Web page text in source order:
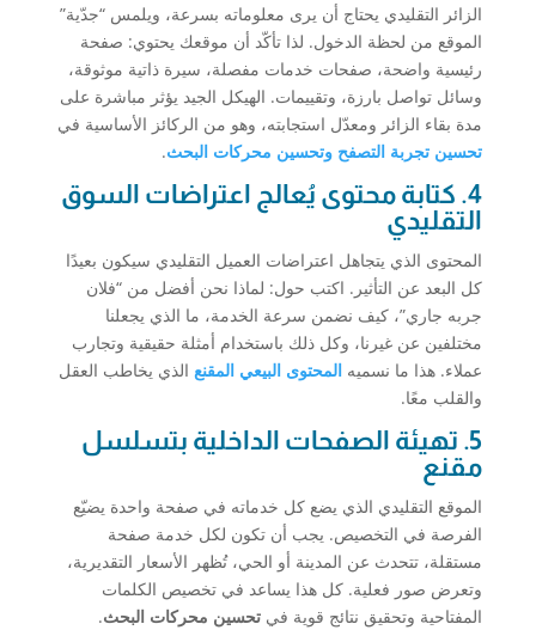
الزائر التقليدي يحتاج أن يرى معلوماته بسرعة، ويلمس “جدّية”
الموقع من لحظة الدخول. لذا تأكّد أن موقعك يحتوي: صفحة
رئيسية واضحة، صفحات خدمات مفصلة، سيرة ذاتية موثوقة،
وسائل تواصل بارزة، وتقييمات. الهيكل الجيد يؤثر مباشرة على
مدة بقاء الزائر ومعدّل استجابته، وهو من الركائز الأساسية في
تحسين تجربة التصفح وتحسين محركات البحث.
4. كتابة محتوى يُعالج اعتراضات السوق
التقليدي
المحتوى الذي يتجاهل اعتراضات العميل التقليدي سيكون بعيدًا
كل البعد عن التأثير. اكتب حول: لماذا نحن أفضل من “فلان
جربه جاري”، كيف نضمن سرعة الخدمة، ما الذي يجعلنا
مختلفين عن غيرنا، وكل ذلك باستخدام أمثلة حقيقية وتجارب
عملاء. هذا ما نسميه المحتوى البيعي المقنعالذي يخاطب العقل
والقلب معًا.
5. تهيئة الصفحات الداخلية بتسلسل
مقنع
الموقع التقليدي الذي يضع كل خدماته في صفحة واحدة يضيّع
الفرصة في التخصيص. يجب أن تكون لكل خدمة صفحة
مستقلة، تتحدث عن المدينة أو الحي، تُظهر الأسعار التقديرية،
وتعرض صور فعلية. كل هذا يساعد في تخصيص الكلمات
المفتاحية وتحقيق نتائج قوية في تحسين محركات البحث.